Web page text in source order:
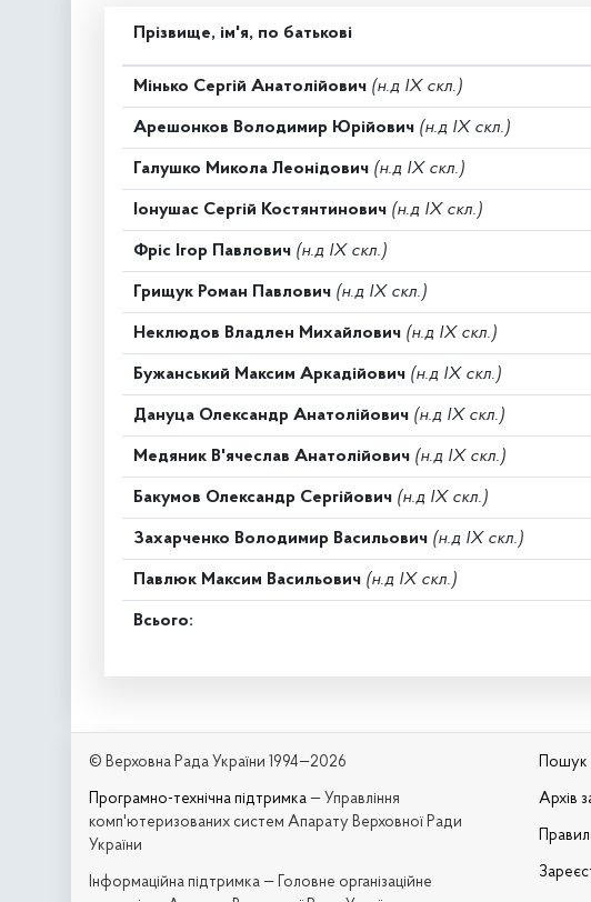
Прізвище, ім'я, по батькові
Мінько Сергій Анатолійович (н.д IX скл.)
Арешонков Володимир Юрійович (н.д IX скл.)
Галушко Микола Леонідович (н.д IX скл.)
Іонушас Сергій Костянтинович (н.д IX скл.)
Фріс Ігор Павлович (н.д IX скл.)
Грищук Роман Павлович (н.д IX скл.)
Неклюдов Владлен Михайлович (н.д IX скл.)
Бужанський Максим Аркадійович (н.д IX скл.)
Дануца Олександр Анатолійович (н.д IX скл.)
Медяник В'ячеслав Анатолійович (н.д IX скл.)
Бакумов Олександр Сергійович (н.д IX скл.)
Захарченко Володимир Васильович (н.д IX скл.)
Павлюк Максим Васильович (н.д IX скл.)
Всього:
© Верховна Рада України 1994—2026
Програмно-технічна підтримка — Управління
комп'ютеризованих систем Апарату Верховної Ради
України
Iнформаційна підтримка — Головне організаційне
Пошук
Архів